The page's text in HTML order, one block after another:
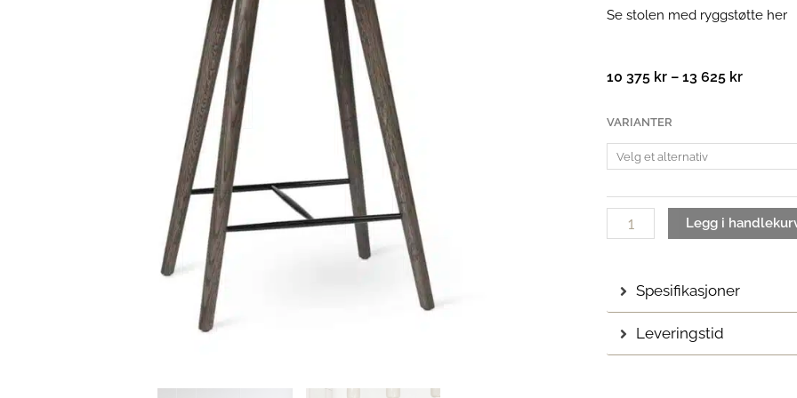
Se stolen med ryggstøtte her
10 375 kr – 13 625 kr
til
VARIANTER
High
stool
Legg i
Spesifikasjoner
Leveringstid